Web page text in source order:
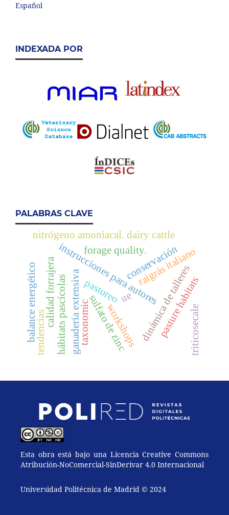
Español
INDEXADA POR
PALABRAS CLAVE
instrucciones para autores
conservación
ganadería extensiva
hábitats pascícolas dinámica de talleres
pasture habitats
workshops
sulfato de zinc triticosecale
calidad forrajera
forage quality.raigrás italiano
nitrógeno amoniacal. dairy cattle
pastoreo
taxonomic
ue
tendencias
balance energético
Esta obra está bajo una Licencia Creative Commons
Atribución-NoComercial-SinDerivar 4.0 Internacional
Universidad Politécnica de Madrid © 2024